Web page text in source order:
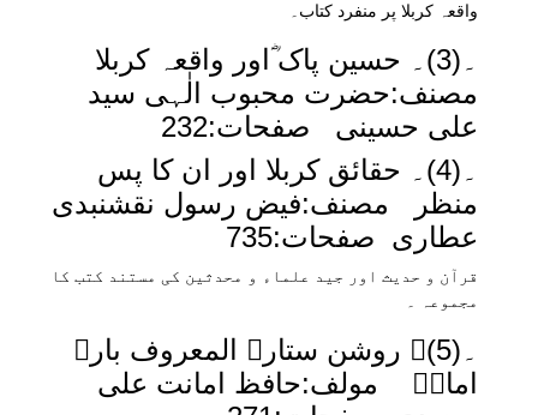
واقعہ کربلا پر منفرد کتاب۔
۔(3)۔ حسین پاک ؓاور واقعہ کربلا
مصنف:حضرت محبوب الٰہی سید
علی حسینی صفحات:232
۔(4)۔ حقائق کربلا اور ان کا پس
منظر مصنف:فیض رسول نقشنبدی
عطاری صفحات:735
قرآن و حدیث اور جید علماء و محدثین کی مستند کتب کا
مجموعہ ۔
۔(5)۔ روشن ستارے المعروف بارہ
امامؓ مولف:حافظ امانت علی